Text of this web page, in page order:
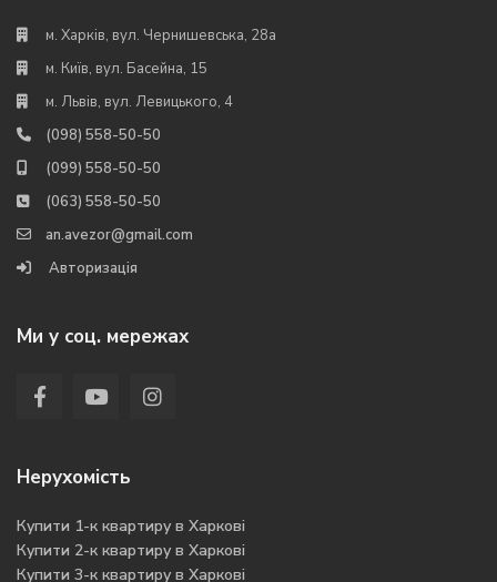
м. Харків, вул. Чернишевська, 28а
м. Київ, вул. Басейна, 15
м. Львів, вул. Левицького, 4
(098) 558-50-50
(099) 558-50-50
(063) 558-50-50
an.avezor@gmail.com
Авторизація
Ми у соц. мережах
Нерухомість
Купити 1-к квартиру в Харкові
Купити 2-к квартиру в Харкові
Купити 3-к квартиру в Харкові